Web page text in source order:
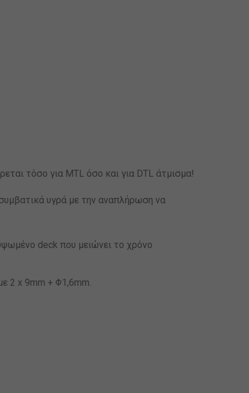
τόσο για MTL όσο και για DTL άτμισμα!
υγρά με την αναπλήρωση να
deck που μειώνει το χρόνο
2 x 9mm + Φ1,6mm.